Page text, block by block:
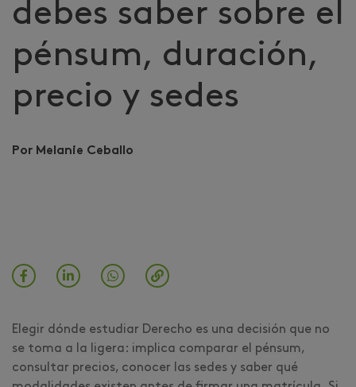
debes saber sobre el
pénsum, duración,
precio y sedes
Por Melanie Ceballo
Elegir dónde estudiar Derecho es una decisión que no
se toma a la ligera: implica comparar el pénsum,
consultar precios, conocer las sedes y saber qué